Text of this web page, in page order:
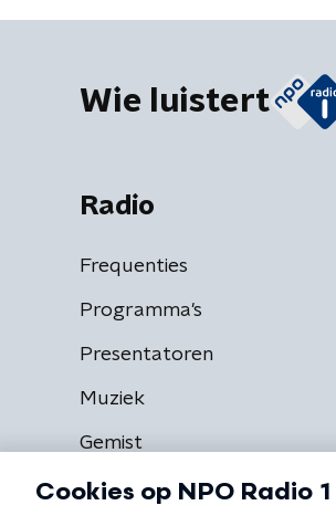
Wie luistert
Radio
Frequenties
Programma's
Presentatoren
Muziek
Gemist